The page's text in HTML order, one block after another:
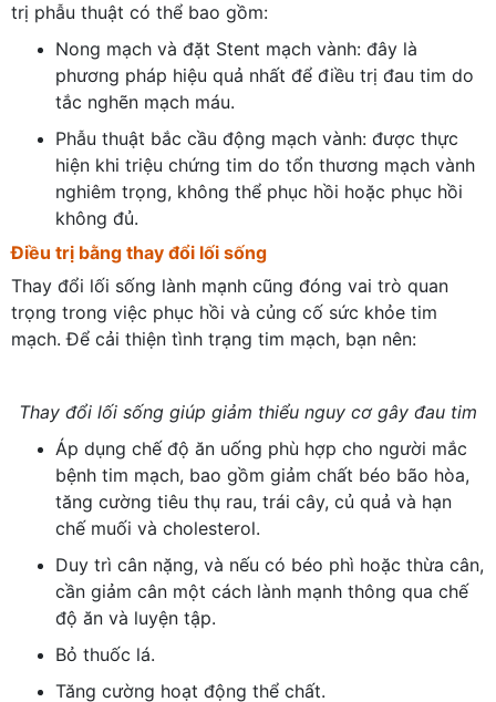
trị phẫu thuật có thể bao gồm:
Nong mạch và đặt Stent mạch vành: đây là
phương pháp hiệu quả nhất để điều trị đau tim do
tắc nghẽn mạch máu.
Phẫu thuật bắc cầu động mạch vành: được thực
hiện khi triệu chứng tim do tổn thương mạch vành
nghiêm trọng, không thể phục hồi hoặc phục hồi
không đủ.
Điều trị bằng thay đổi lối sống
Thay đổi lối sống lành mạnh cũng đóng vai trò quan
trọng trong việc phục hồi và củng cố sức khỏe tim
mạch. Để cải thiện tình trạng tim mạch, bạn nên:
Thay đổi lối sống giúp giảm thiểu nguy cơ gây đau tim
Áp dụng chế độ ăn uống phù hợp cho người mắc
bệnh tim mạch, bao gồm giảm chất béo bão hòa,
tăng cường tiêu thụ rau, trái cây, củ quả và hạn
chế muối và cholesterol.
Duy trì cân nặng, và nếu có béo phì hoặc thừa cân,
cần giảm cân một cách lành mạnh thông qua chế
độ ăn và luyện tập.
Bỏ thuốc lá.
Tăng cường hoạt động thể chất.